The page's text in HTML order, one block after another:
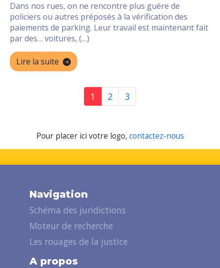
Dans nos rues, on ne rencontre plus guère de
policiers ou autres préposés à la vérification des
paiements de parking. Leur travail est maintenant fait
par des… voitures, (…)
Lire la suite
1 2 3
Pour placer ici votre logo, contactez-nous
Navigation
Schéma des juridictions
Moteur de recherche
Les rouages de la justice
A propos